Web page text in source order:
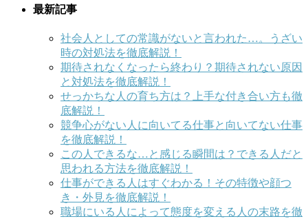
最新記事
社会人としての常識がないと言われた…。うざい
時の対処法を徹底解説！
期待されなくなったら終わり？期待されない原因
と対処法を徹底解説！
せっかちな人の育ち方は？上手な付き合い方も徹
底解説！
競争心がない人に向いてる仕事と向いてない仕事
を徹底解説！
この人できるな…と感じる瞬間は？できる人だと
思われる方法を徹底解説！
仕事ができる人はすぐわかる！その特徴や顔つ
き・外見を徹底解説！
職場にいる人によって態度を変える人の末路を徹